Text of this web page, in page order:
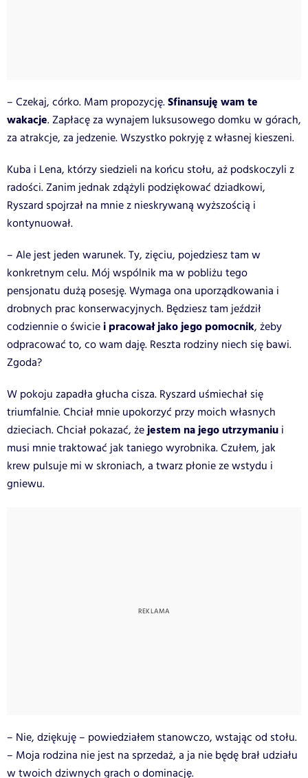
– Czekaj, córko. Mam propozycję.Sfinansuję wam te
wakacje. Zapłacę za wynajem luksusowego domku w górach,
za atrakcje, za jedzenie. Wszystko pokryję z własnej kieszeni.
Kuba i Lena, którzy siedzieli na końcu stołu, aż podskoczyli z
radości. Zanim jednak zdążyli podziękować dziadkowi,
Ryszard spojrzał na mnie z nieskrywaną wyższością i
kontynuował.
– Ale jest jeden warunek. Ty, zięciu, pojedziesz tam w
konkretnym celu. Mój wspólnik ma w pobliżu tego
pensjonatu dużą posesję. Wymaga ona uporządkowania i
drobnych prac konserwacyjnych. Będziesz tam jeździł
codziennie o świcie i pracował jako jego pomocnik, żeby
odpracować to, co wam daję. Reszta rodziny niech się bawi.
Zgoda?
W pokoju zapadła głucha cisza. Ryszard uśmiechał się
triumfalnie. Chciał mnie upokorzyć przy moich własnych
dzieciach. Chciał pokazać, żejestem na jego utrzymaniu i
musi mnie traktować jak taniego wyrobnika. Czułem, jak
krew pulsuje mi w skroniach, a twarz płonie ze wstydu i
gniewu.
– Nie, dziękuję – powiedziałem stanowczo, wstając od stołu.
– Moja rodzina nie jest na sprzedaż, a ja nie będę brał udziału
w twoich dziwnych grach o dominację.